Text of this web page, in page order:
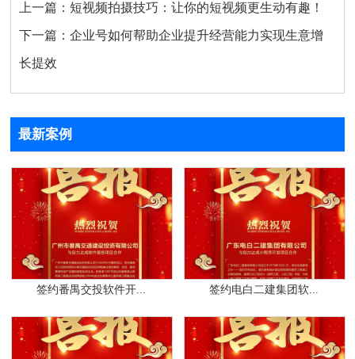
上一篇：短视频拍摄技巧：让你的短视频更生动有趣！
下一篇：企业号如何帮助企业提升经营能力实现生意增
长提效
最新案例
签约番禺交投软件开... 签约电白二建集团软...